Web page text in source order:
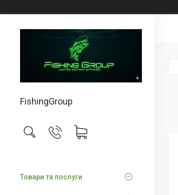
FishingGroup
Товари та послуги